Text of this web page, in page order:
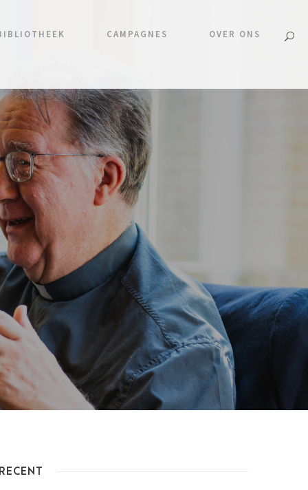
CAMPAGNES OVER ONS
RECENT